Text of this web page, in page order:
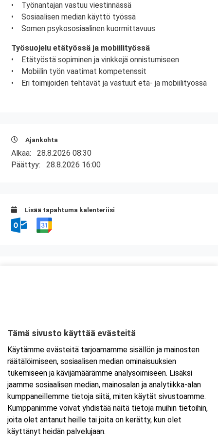
• Työnantajan vastuu viestinnässä
• Sosiaalisen median käyttö työssä
• Somen psykososiaalinen kuormittavuus
Työsuojelu etätyössä ja mobiilityössä
• Etätyöstä sopiminen ja vinkkejä onnistumiseen
• Mobiilin työn vaatimat kompetenssit
• Eri toimijoiden tehtävät ja vastuut etä- ja mobiilityössä
Ajankohta
Alkaa: 28.8.2026 08:30
Päättyy: 28.8.2026 16:00
Lisää tapahtuma kalenteriisi
Tarkempi kartta ja ajo-ohjeet
Tämä sivusto käyttää evästeitä
Käytämme evästeitä tarjoamamme sisällön ja mainosten
räätälöimiseen, sosiaalisen median ominaisuuksien
tukemiseen ja kävijämäärämme analysoimiseen. Lisäksi
jaamme sosiaalisen median, mainosalan ja analytiikka-alan
kumppaneillemme tietoja siitä, miten käytät sivustoamme.
Kumppanimme voivat yhdistää näitä tietoja muihin tietoihin,
joita olet antanut heille tai joita on kerätty, kun olet
käyttänyt heidän palvelujaan.